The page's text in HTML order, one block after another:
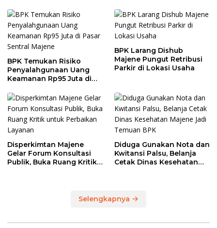
BPK Temukan Risiko
Penyalahgunaan Uang
Keamanan Rp95 Juta di
BPK Larang Dishub
Majene Pungut Retribusi
Parkir di Lokasi Usaha
Disperkimtan Majene
Gelar Forum Konsultasi
Publik, Buka Ruang Kritik
Diduga Gunakan Nota dan
Kwitansi Palsu, Belanja
Cetak Dinas Kesehatan
Selengkapnya